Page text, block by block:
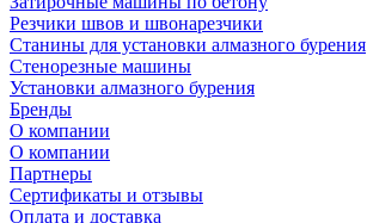
Резчики швов и швонарезчики
Станины для установки алмазного бурения
Стенорезные машины
Установки алмазного бурения
Бренды
О компании
О компании
Партнеры
Cертификаты и отзывы
Оплата и доставка